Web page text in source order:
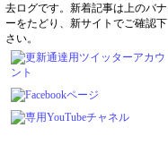
去ログです。新着記事は上のバナ
ーをたどり、新サイトでご確認下
さい。